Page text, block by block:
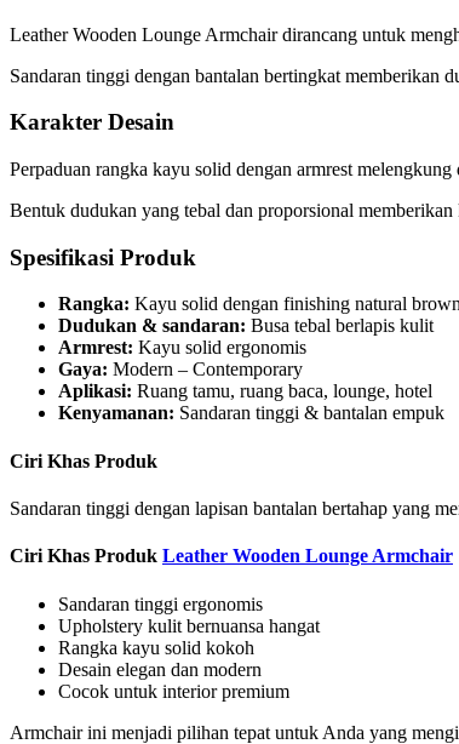
Leather Wooden Lounge Armchair dirancang untuk
Sandaran tinggi dengan bantalan bertingkat memberikan
Karakter Desain
Perpaduan rangka kayu solid dengan armrest
Bentuk dudukan yang tebal dan proporsional
Spesifikasi Produk
Rangka: Kayu solid dengan finishing natural
Dudukan & sandaran: Busa tebal berlapis kulit
Armrest: Kayu solid ergonomis
Gaya: Modern – Contemporary
Aplikasi: Ruang tamu, ruang baca, lounge, hotel
Kenyamanan: Sandaran tinggi & bantalan empuk
Ciri Khas Produk
Sandaran tinggi dengan lapisan bantalan bertahap yang
Ciri Khas Produk Leather Wooden Lounge Armchair
Sandaran tinggi ergonomis
Upholstery kulit bernuansa hangat
Rangka kayu solid kokoh
Desain elegan dan modern
Cocok untuk interior premium
Armchair ini menjadi pilihan tepat untuk Anda yang